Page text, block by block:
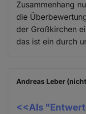
Zusammenhang
die
der Großkirchen
das ist ein durch
Andreas Leber
<<Als